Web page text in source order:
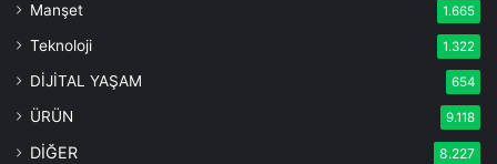
Manşet 1.665
Teknoloji 1.322
DİJİTAL YAŞAM 654
ÜRÜN 9.118
DİĞER 8.227